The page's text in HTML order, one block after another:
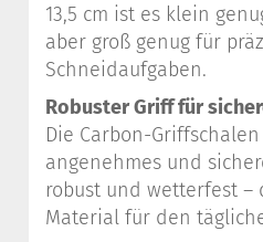
13,5 cm ist es klein
aber groß genug für
Schneidaufgaben.
Robuster Griff für
Die Carbon-
angenehmes und
robust und wetterfest –
Material für den